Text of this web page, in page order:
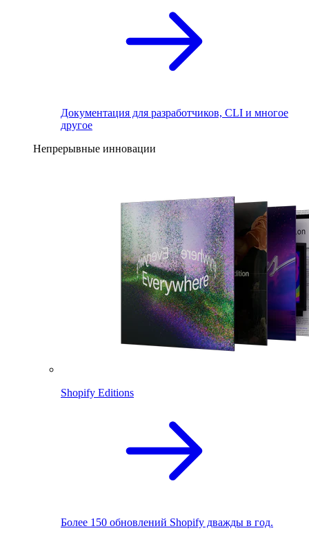
Документация для разработчиков, CLI и многое
другое
Непрерывные инновации
Shopify Editions
Более 150 обновлений Shopify дважды в год.